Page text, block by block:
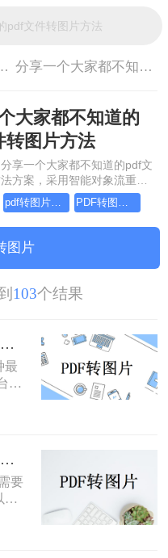
教程> 分享一个大家都不知道的pdf文件转图片方法
大家都不知道的
转图片方法
享一个大家都不知道的pdf文
方案，采用智能对象流重构
档1:1高保真还原且排版不乱
批量处理，全链路 SSL 加密
。助您快速实现分享一个大
pdf文件转图片方法，无需安
。
pdf转图片怎么转，这个方法简单又方便
图片
103个结果
pdf怎么转换成jpg图片？这三种方法简单又实用！
最
兼
而
编
对
据
速
pdf文件怎么转换成jpg？从截图到专业软件，一篇讲清楚！
要
便